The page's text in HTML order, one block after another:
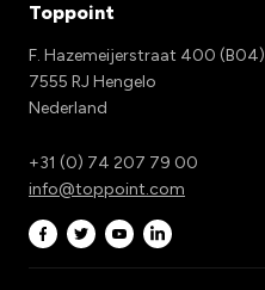
Toppoint
F. Hazemeijerstraat 400 (B04)
7555 RJ Hengelo
Nederland
+31 (0) 74 207 79 00
info@toppoint.com